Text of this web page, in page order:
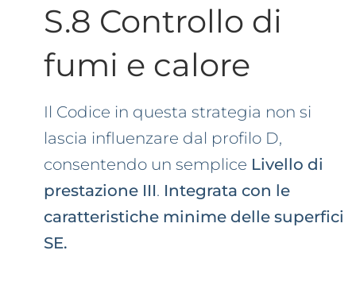
S.8 Controllo di
fumi e calore
Il Codice in questa strategia non si
lascia influenzare dal profilo D,
consentendo un semplice Livello di
prestazione III. Integrata con le
caratteristiche minime delle superfici
SE.